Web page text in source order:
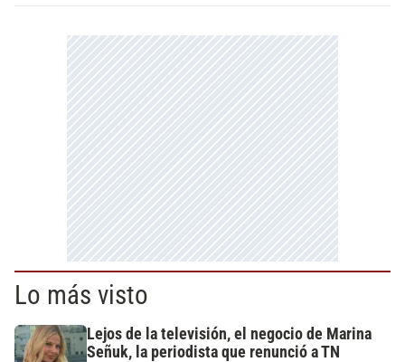
Lo más visto
Lejos de la televisión, el negocio de Marina
Señuk, la periodista que renunció a TN